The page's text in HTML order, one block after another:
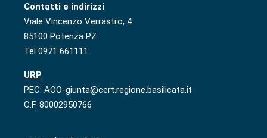
Contatti e indirizzi
Viale Vincenzo Verrastro, 4
85100 Potenza PZ
Tel 0971 661111
URP
PEC: AOO-giunta@cert.regione.basilicata.it
C.F. 80002950766